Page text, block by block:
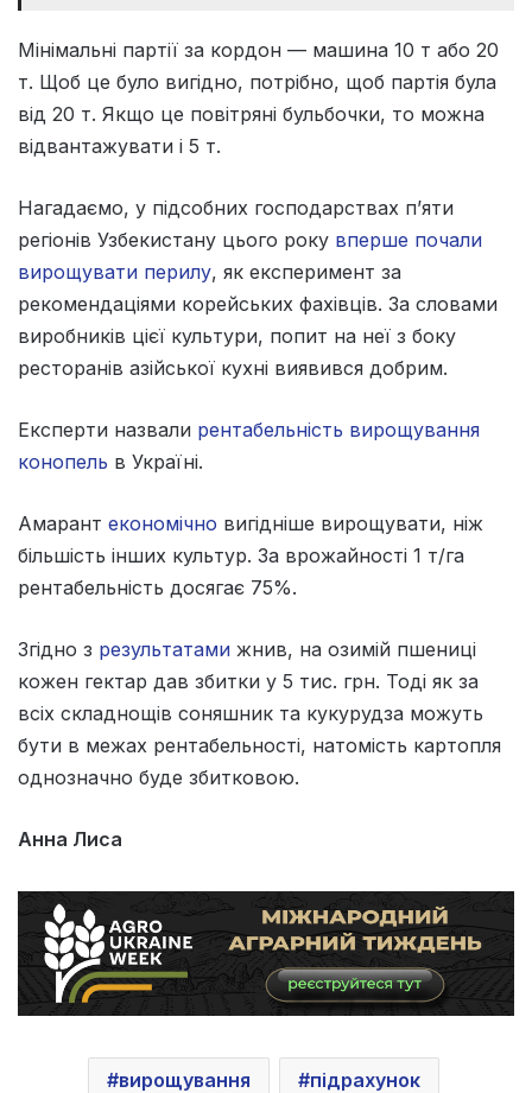
Мінімальні партії за кордон — машина 10 т або 20
т. Щоб це було вигідно, потрібно, щоб партія була
від 20 т. Якщо це повітряні бульбочки, то можна
відвантажувати і 5 т.
Нагадаємо, у підсобних господарствах п’яти
регіонів Узбекистану цього року вперше почали
вирощувати перилу, як експеримент за
рекомендаціями корейських фахівців. За словами
виробників цієї культури, попит на неї з боку
ресторанів азійської кухні виявився добрим.
Експерти назвали рентабельність вирощування
конопель в Україні.
Амарант економічно вигідніше вирощувати, ніж
більшість інших культур. За врожайності 1 т/га
рентабельність досягає 75%.
Згідно з результатами жнив, на озимій пшениці
кожен гектар дав збитки у 5 тис. грн. Тоді як за
всіх складнощів соняшник та кукурудза можуть
бути в межах рентабельності, натомість картопля
однозначно буде збитковою.
Анна Лиса
вирощування підрахунок